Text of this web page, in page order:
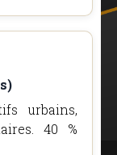
urbains,
40 %